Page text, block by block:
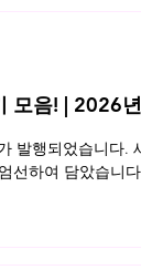
모음! | 2026
발행되었습니다.
선하여 담았습니